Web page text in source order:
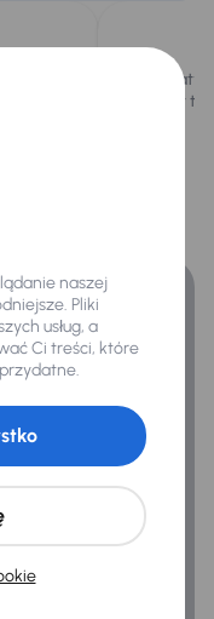
komfort
niż v banku.
naszej
Pliki
usług, a
Ci treści, które